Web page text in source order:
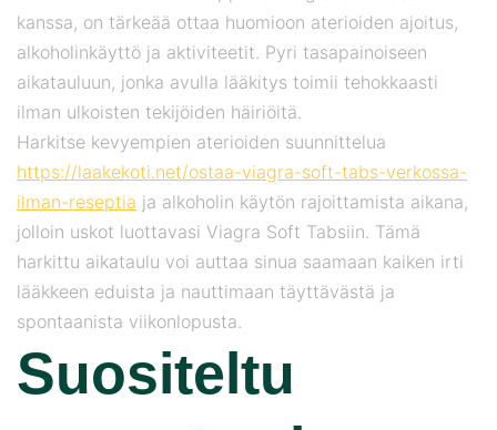
kanssa, on tärkeää ottaa huomioon aterioiden ajoitus,
alkoholinkäyttö ja aktiviteetit. Pyri tasapainoiseen
aikatauluun, jonka avulla lääkitys toimii tehokkaasti
ilman ulkoisten tekijöiden häiriöitä.
Harkitse kevyempien aterioiden suunnittelua
https://laakekoti.net/ostaa-viagra-soft-tabs-verkossa-
ilman-reseptia ja alkoholin käytön rajoittamista aikana,
jolloin uskot luottavasi Viagra Soft Tabsiin. Tämä
harkittu aikataulu voi auttaa sinua saamaan kaiken irti
lääkkeen eduista ja nauttimaan täyttävästä ja
spontaanista viikonlopusta.
Suositeltu